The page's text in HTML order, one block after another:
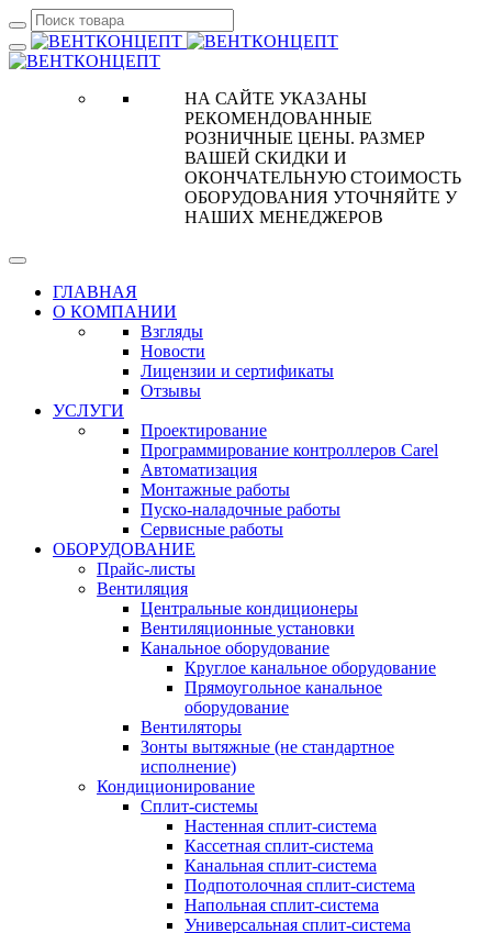
НА САЙТЕ УКАЗАНЫ
РЕКОМЕНДОВАННЫЕ
РОЗНИЧНЫЕ ЦЕНЫ. РАЗМЕР
ВАШЕЙ СКИДКИ И
ОКОНЧАТЕЛЬНУЮ СТОИМОСТЬ
ОБОРУДОВАНИЯ УТОЧНЯЙТЕ У
НАШИХ МЕНЕДЖЕРОВ
ГЛАВНАЯ
О КОМПАНИИ
Взгляды
Новости
Лицензии и сертификаты
Отзывы
УСЛУГИ
Проектирование
Программирование контроллеров Carel
Автоматизация
Монтажные работы
Пуско-наладочные работы
Сервисные работы
ОБОРУДОВАНИЕ
Прайс-листы
Вентиляция
Центральные кондиционеры
Вентиляционные установки
Канальное оборудование
Круглое канальное оборудование
Прямоугольное канальное
оборудование
Вентиляторы
Зонты вытяжные (не стандартное
исполнение)
Кондиционирование
Сплит-системы
Настенная сплит-система
Кассетная сплит-система
Канальная сплит-система
Подпотолочная сплит-система
Напольная сплит-система
Универсальная сплит-система